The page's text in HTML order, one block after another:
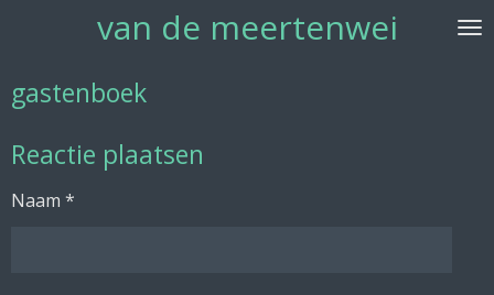
de
van de meertenwei
gastenboek
Reactie plaatsen
Naam *